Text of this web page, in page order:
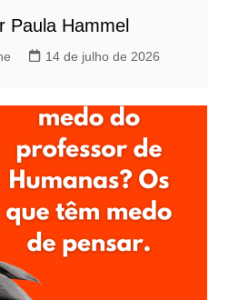
Paula Hammel
14 de julho de 2026